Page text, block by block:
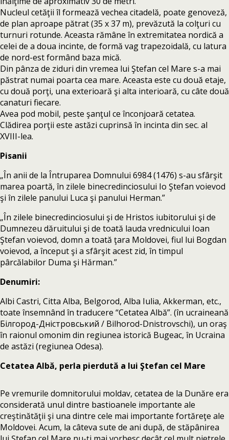
Nucleul cetăţii îl formează vechea citadelă, poate genoveză,
de plan aproape pătrat (35 x 37 m), prevăzută la colţuri cu
turnuri rotunde. Aceasta rămâne în extremitatea nordică a
celei de a doua incinte, de formă vag trapezoidală, cu latura
de nord-est formând baza mică.
Din pânza de ziduri din vremea lui Ştefan cel Mare s-a mai
păstrat numai poarta cea mare. Aceasta este cu două etaje,
cu două porţi, una exterioară şi alta interioară, cu câte două
canaturi fiecare.
Avea pod mobil, peste şanţul ce înconjoară cetatea.
Clădirea porţii este astăzi cuprinsă în incinta din sec. al
XVIII-lea.
Pisanii
„În anii de la Întruparea Domnului 6984 (1476) s-au sfârşit
marea poartă, în zilele binecredinciosului Io Ştefan voievod
şi în zilele panului Luca şi panului Herman.”
„În zilele binecredinciosului şi de Hristos iubitorului şi de
Dumnezeu dăruitului şi de toată lauda vrednicului Ioan
Ştefan voievod, domn a toată ţara Moldovei, fiul lui Bogdan
voievod, a început şi a sfârşit acest zid, în timpul
pârcălabilor Duma şi Hărman.”
Denumiri:
Albi Castri, Citta Alba, Belgorod, Alba Iulia, Akkerman, etc.,
toate însemnând în traducere “Cetatea Albă”. (în ucraineană
Білгород-Дністровський / Bilhorod-Dnistrovschi), un oraş
în raionul omonim din regiunea istorică Bugeac, în Ucraina
de astăzi (regiunea Odesa).
Cetatea Albă, perla pierdută a lui Ştefan cel Mare
Pe vremurile domnitorului moldav, cetatea de la Dunăre era
considerată unul dintre bastioanele importante ale
creştinătăţii şi una dintre cele mai importante fortăreţe ale
Moldovei. Acum, la câteva sute de ani după, de stăpânirea